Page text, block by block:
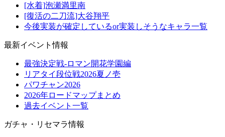
[水着]泡瀬満里南
[復活の二刀流]大谷翔平
今後実装が確定しているor実装しそうなキャラ一覧
最新イベント情報
最強決定戦-ロマン開花学園編
リアタイ段位戦2026夏ノ壱
パワチャン2026
2026年ロードマップまとめ
過去イベント一覧
ガチャ・リセマラ情報